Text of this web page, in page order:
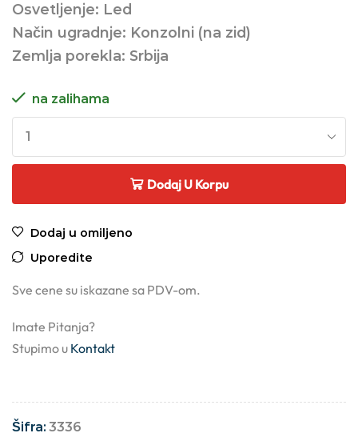
Osvetljenje: Led
Način ugradnje: Konzolni (na zid)
Zemlja porekla: Srbija
na zalihama
Dodaj U Korpu
Dodaj u omiljeno
Uporedite
Sve cene su iskazane sa PDV-om.
Imate Pitanja?
Stupimo u Kontakt
Šifra: 3336